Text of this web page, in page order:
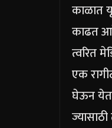
काळात
काढत
त्वरित
एक
घेऊन